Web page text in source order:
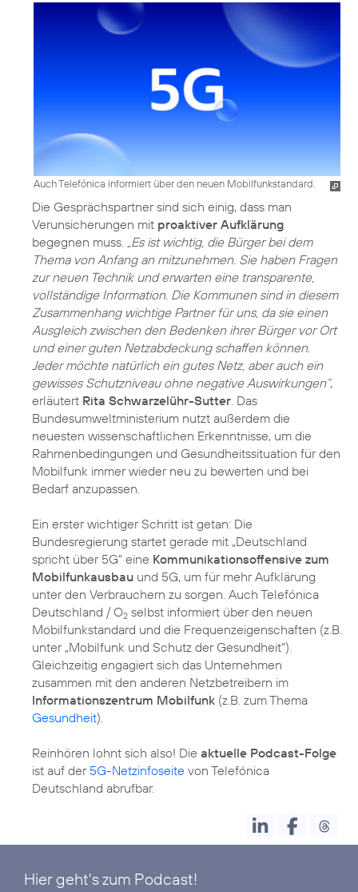
Auch Telefónica informiert über den neuen Mobilfunkstandard.
Die Gesprächspartner sind sich einig, dass man
Verunsicherungen mit proaktiver Aufklärung
begegnen muss.
„Es ist wichtig, die Bürger bei dem
Thema von Anfang an mitzunehmen. Sie haben Fragen
zur neuen Technik und erwarten eine transparente,
vollständige Information. Die Kommunen sind in diesem
Zusammenhang wichtige Partner für uns, da sie einen
Ausgleich zwischen den Bedenken ihrer Bürger vor Ort
und einer guten Netzabdeckung schaffen können.
Jeder möchte natürlich ein gutes Netz, aber auch ein
gewisses Schutzniveau ohne negative Auswirkungen“,
erläutert Rita Schwarzelühr-Sutter . Das
Bundesumweltministerium nutzt außerdem die
neuesten wissenschaftlichen Erkenntnisse, um die
Rahmenbedingungen und Gesundheitssituation für den
Mobilfunk immer wieder neu zu bewerten und bei
Bedarf anzupassen.
Ein erster wichtiger Schritt ist getan: Die
Bundesregierung startet gerade mit „Deutschland
spricht über 5G“ eine Kommunikationsoffensive zum
Mobilfunkausbau und 5G, um für mehr Aufklärung
unter den Verbrauchern zu sorgen. Auch Telefónica
Deutschland / O2 selbst informiert über den neuen
Mobilfunkstandard und die Frequenzeigenschaften (z.B.
unter „Mobilfunk und Schutz der Gesundheit“).
Gleichzeitig engagiert sich das Unternehmen
zusammen mit den anderen Netzbetreibern im
Informationszentrum Mobilfunk (z.B. zum Thema
Gesundheit).
Reinhören lohnt sich also! Die aktuelle Podcast-Folge
ist auf der 5G-Netzinfoseite von Telefónica
Deutschland abrufbar.
Hier geht's zum Podcast!